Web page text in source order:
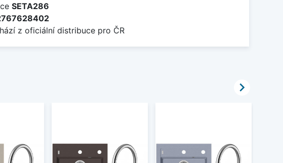
SETA286
z oficiální distribuce pro ČR
